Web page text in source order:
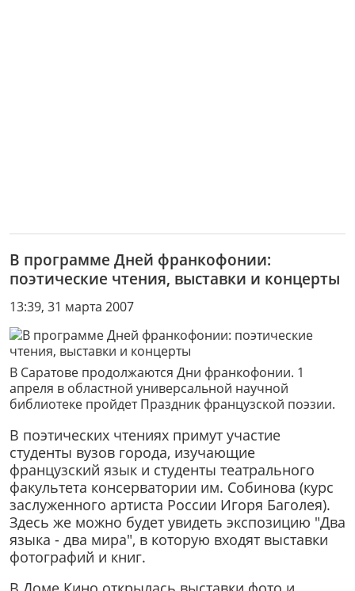
В программе Дней франкофонии:
поэтические чтения, выставки и концерты
13:39, 31 марта 2007
В Саратове продолжаются Дни франкофонии. 1
апреля в областной универсальной научной
библиотеке пройдет Праздник французской поэзии.
В поэтических чтениях примут участие
студенты вузов города, изучающие
французский язык и студенты театрального
факультета консерватории им. Собинова (курс
заслуженного артиста России Игоря Баголея).
Здесь же можно будет увидеть экспозицию "Два
языка - два мира", в которую входят выставки
фотографий и книг.